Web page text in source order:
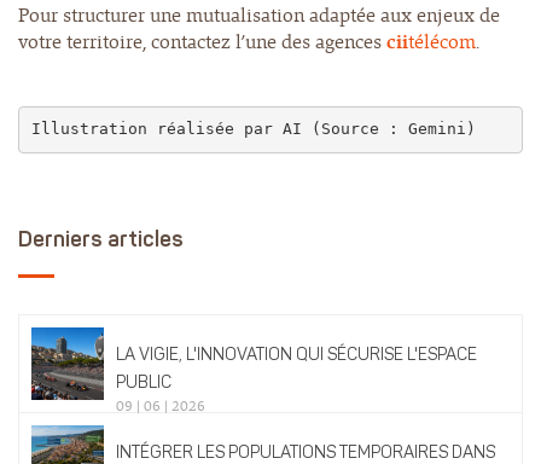
Pour structurer une mutualisation adaptée aux enjeux de
votre territoire, contactez l’une des agencesciitélécom.
Illustration réalisée par AI (Source : Gemini)
Derniers articles
LA VIGIE, L'INNOVATION QUI SÉCURISE L'ESPACE
PUBLIC
09 | 06 | 2026
INTÉGRER LES POPULATIONS TEMPORAIRES DANS